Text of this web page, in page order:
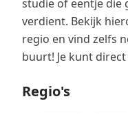
studie of eentje die
verdient. Bekijk
regio en vind zelfs
buurt! Je kunt
Regio's